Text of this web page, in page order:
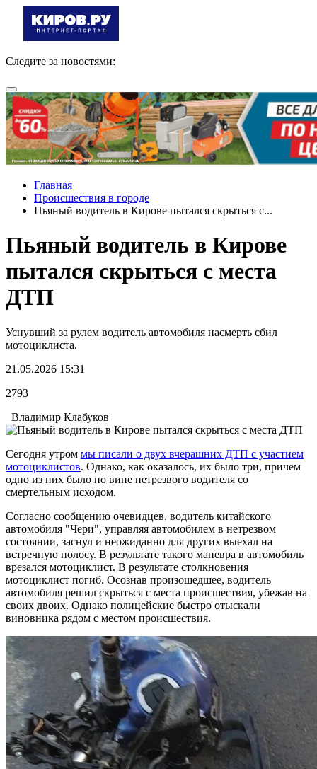
Следите за новостями:
Главная
Происшествия в городе
Пьяный водитель в Кирове пытался скрыться с...
Пьяный водитель в Кирове
пытался скрыться с места
ДТП
Уснувший за рулем водитель автомобиля насмерть сбил
мотоциклиста.
21.05.2026 15:31
2793
Владимир Клабуков
Сегодня утром мы писали о двух вчерашних ДТП с участием
мотоциклистов. Однако, как оказалось, их было три, причем
одно из них было по вине нетрезвого водителя со
смертельным исходом.
Согласно сообщению очевидцев, водитель китайского
автомобиля "Чери", управляя автомобилем в нетрезвом
состоянии, заснул и неожиданно для других выехал на
встречную полосу. В результате такого маневра в автомобиль
врезался мотоциклист. В результате столкновения
мотоциклист погиб. Осознав произошедшее, водитель
автомобиля решил скрыться с места происшествия, убежав на
своих двоих. Однако полицейские быстро отыскали
виновника рядом с местом происшествия.